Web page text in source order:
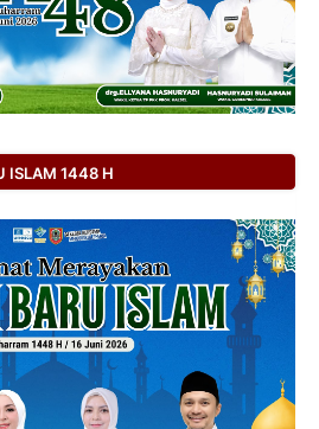
ISLAM 1448 H